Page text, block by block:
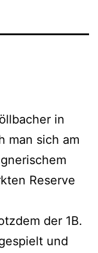
in
man sich am
Reserve
der 1B.
und